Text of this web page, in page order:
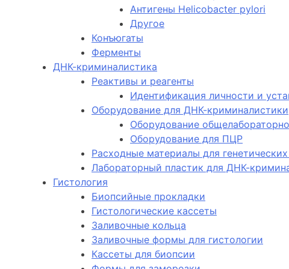
Антигены Helicobacter pylori
Другое
Конъюгаты
Ферменты
ДНК-криминалистика
Реактивы и реагенты
Идентификация личности и
Оборудование для ДНК-криминалистики
Оборудование
Оборудование для ПЦР
Расходные материалы для
Лабораторный пластик для ДНК-
Гистология
Биопсийные прокладки
Гистологические кассеты
Заливочные кольца
Заливочные формы для гистологии
Кассеты для биопсии